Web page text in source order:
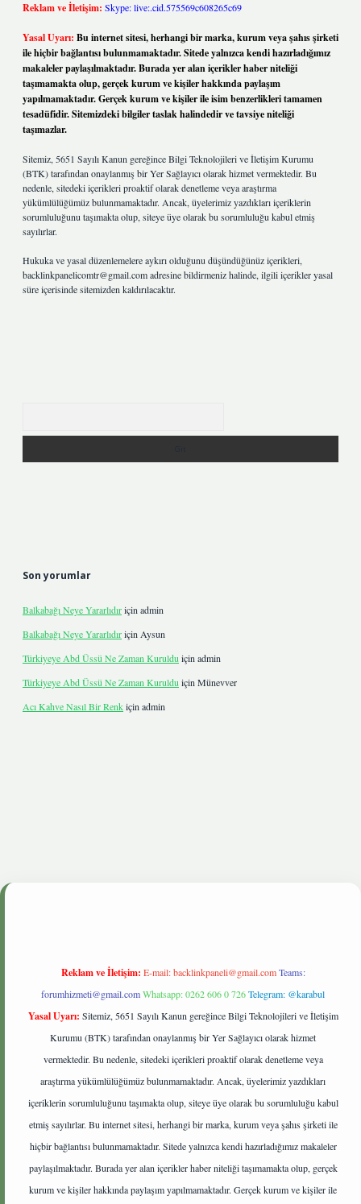
Reklam ve İletişim: Skype: live:.cid.575569c608265c69
Yasal Uyarı: Bu internet sitesi, herhangi bir marka, kurum veya şahıs şirketi
ile hiçbir bağlantısı bulunmamaktadır. Sitede yalnızca kendi hazırladığımız
makaleler paylaşılmaktadır. Burada yer alan içerikler haber niteliği
taşımamakta olup, gerçek kurum ve kişiler hakkında paylaşım
yapılmamaktadır. Gerçek kurum ve kişiler ile isim benzerlikleri tamamen
tesadüfidir. Sitemizdeki bilgiler taslak halindedir ve tavsiye niteliği
taşımazlar.
Sitemiz, 5651 Sayılı Kanun gereğince Bilgi Teknolojileri ve İletişim Kurumu
(BTK) tarafından onaylanmış bir Yer Sağlayıcı olarak hizmet vermektedir. Bu
nedenle, sitedeki içerikleri proaktif olarak denetleme veya araştırma
yükümlülüğümüz bulunmamaktadır. Ancak, üyelerimiz yazdıkları içeriklerin
sorumluluğunu taşımakta olup, siteye üye olarak bu sorumluluğu kabul etmiş
sayılırlar.
Hukuka ve yasal düzenlemelere aykırı olduğunu düşündüğünüz içerikleri,
backlinkpanelicomtr@gmail.comadresine bildirmeniz halinde, ilgili içerikler yasal
süre içerisinde sitemizden kaldırılacaktır.
Son yorumlar
Balkabağı Neye Yararlıdıriçin admin
Balkabağı Neye Yararlıdıriçin Aysun
Türkiyeye Abd Üssü Ne Zaman Kuruldu için admin
Türkiyeye Abd Üssü Ne Zaman Kuruldu için Münevver
Acı Kahve Nasıl Bir Renkiçin admin
Reklam ve İletişim: E-mail:backlinkpaneli@gmail.com Teams:
forumhizmeti@gmail.comWhatsapp: 0262 606 0 726Telegram: @karabul
Yasal Uyarı: Sitemiz, 5651 Sayılı Kanun gereğince Bilgi Teknolojileri ve İletişim
Kurumu (BTK) tarafından onaylanmış bir Yer Sağlayıcı olarak hizmet
vermektedir. Bu nedenle, sitedeki içerikleri proaktif olarak denetleme veya
araştırma yükümlülüğümüz bulunmamaktadır. Ancak, üyelerimiz yazdıkları
içeriklerin sorumluluğunu taşımakta olup, siteye üye olarak bu sorumluluğu kabul
etmiş sayılırlar. Bu internet sitesi, herhangi bir marka, kurum veya şahıs şirketi ile
hiçbir bağlantısı bulunmamaktadır. Sitede yalnızca kendi hazırladığımız makaleler
paylaşılmaktadır. Burada yer alan içerikler haber niteliği taşımamakta olup, gerçek
kurum ve kişiler hakkında paylaşım yapılmamaktadır. Gerçek kurum ve kişiler ile